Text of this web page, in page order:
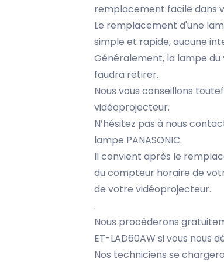
remplacement facile dans
Le remplacement d'une
simple et rapide, aucune
Généralement, la lampe
faudra retirer.
Nous vous conseillons
vidéoprojecteur.
N’hésitez pas à nous
lampe PANASONIC.
Il convient après le
du compteur horaire de
de votre vidéoprojecteur.
.
Nous procéderons
ET-LAD60AW si vous nous
Nos techniciens se